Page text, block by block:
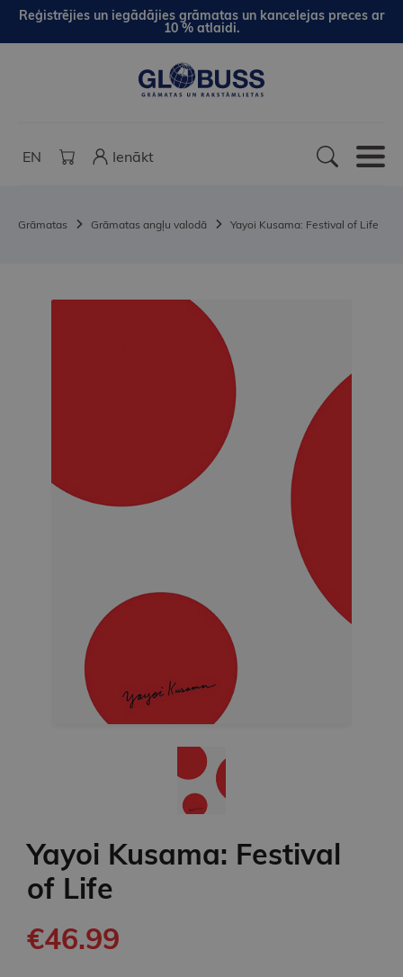
Reģistrējies un iegādājies grāmatas un kancelejas preces ar
10 % atlaidi.
EN Ienākt
Grāmatas Grāmatas angļu valodā Yayoi Kusama: Festival of Life
Yayoi Kusama: Festival
of Life
€46.99